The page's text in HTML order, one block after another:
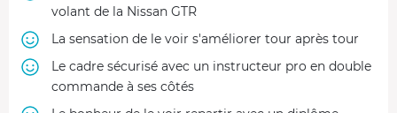
volant de la Nissan GTR
La sensation de le voir s'améliorer tour après tour
Le cadre sécurisé avec un instructeur pro en double
commande à ses côtés